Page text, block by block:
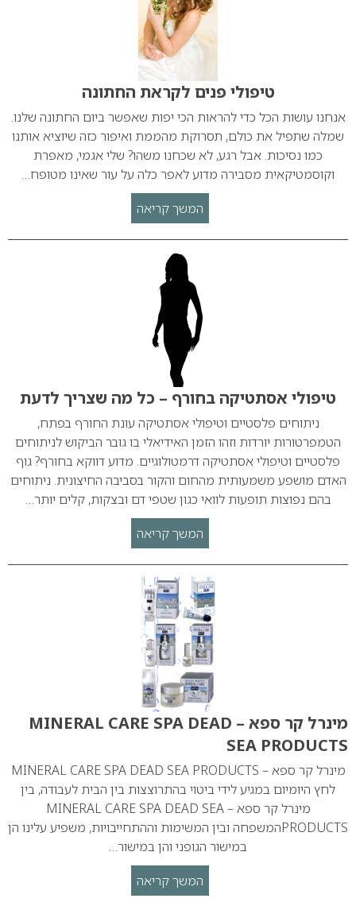
טיפולי פנים לקראת החתונה
אנחנו עושות הכל כדי להראות הכי יפות שאפשר ביום החתונה שלנו.
שמלה שתפיל את כולם, תסרוקת מהממת ואיפור כזה שיוציא אותנו
כמו נסיכות. אבל רגע, לא שכחנו משהו? שלי אגמי, מאפרת
וקוסמטיקאית מסבירה מדוע לאפר כלה על עור שאינו מטופח…
המשך קריאה
טיפולי אסתטיקה בחורף – כל מה שצריך לדעת
ניתוחים פלסטיים וטיפולי אסתטיקה עונת החורף בפתח,
הטמפרטורות יורדות וזהו הזמן האידיאלי בו גובר הביקוש לניתוחים
פלסטיים וטיפולי אסתטיקה דרמטולוגיים. מדוע דווקא בחורף? גוף
האדם מושפע משמעותית מהחום והקור בסביבה החיצונית. ניתוחים
בהם נפוצות תופעות לוואי כגון שטפי דם ובצקות, קלים יותר…
המשך קריאה
מינרל קר ספא – MINERAL CARE SPA DEAD
SEA PRODUCTS
מינרל קר ספא – MINERAL CARE SPA DEAD SEA PRODUCTS
לחץ היומיום במגיע לידי ביטוי בהתרוצצות בין הבית לעבודה, בין
מינרל קר ספא – MINERAL CARE SPA DEAD SEA
PRODUCTSהמשפחה ובין המשימות וההתחייבויות, משפיע עלינו הן
במישור הגופני והן במישור…
המשך קריאה